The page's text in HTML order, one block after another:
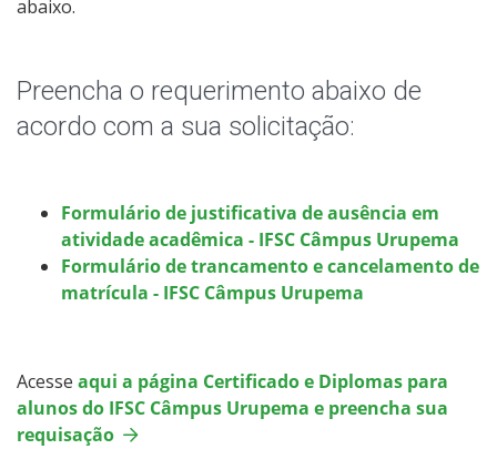
Intercâmbio Estudantil
Representação Estudantil
abaixo.
Preencha o requerimento abaixo de
acordo com a sua solicitação:
Formulário de justificativa de ausência em
atividade acadêmica - IFSC Câmpus Urupema
Formulário de trancamento e cancelamento de
matrícula - IFSC Câmpus Urupema
Acesse aqui a página Certificado e Diplomas para
alunos do IFSC Câmpus Urupema e preencha sua
requisação